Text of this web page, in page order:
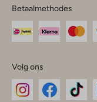
Betaalmethodes
Volg ons